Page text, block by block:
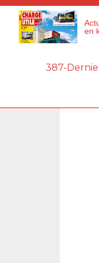
en
387-
Panneau de gestion